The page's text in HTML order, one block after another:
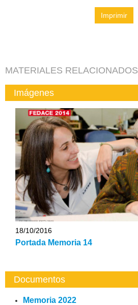
Imprimir
MATERIALES RELACIONADOS
Imágenes
18/10/2016
Portada Memoria 14
Documentos
Memoria 2022